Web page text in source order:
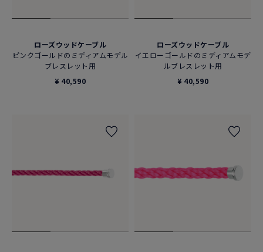
ローズウッドケーブル
ピンクゴールドのミディアムモデル
ブレスレット用
¥ 40,590
ローズウッドケーブル
イエローゴールドのミディアムモデ
ルブレスレット用
¥ 40,590